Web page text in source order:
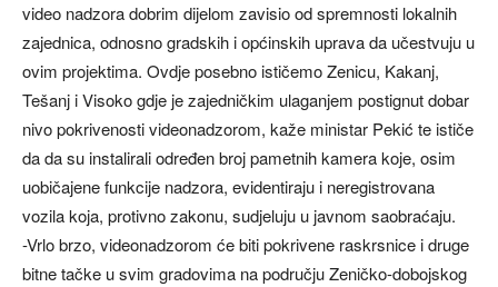
video nadzora dobrim dijelom zavisio od spremnosti lokalnih
zajednica, odnosno gradskih i općinskih uprava da učestvuju u
ovim projektima. Ovdje posebno ističemo Zenicu, Kakanj,
Tešanj i Visoko gdje je zajedničkim ulaganjem postignut dobar
nivo pokrivenosti videonadzorom, kaže ministar Pekić te ističe
da da su instalirali određen broj pametnih kamera koje, osim
uobičajene funkcije nadzora, evidentiraju i neregistrovana
vozila koja, protivno zakonu, sudjeluju u javnom saobraćaju.
-Vrlo brzo, videonadzorom će biti pokrivene raskrsnice i druge
bitne tačke u svim gradovima na području Zeničko-dobojskog